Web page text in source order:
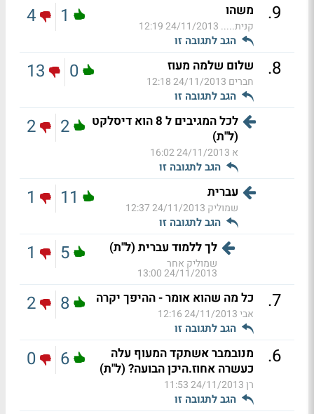
9
. משהו
קנית..... 24/11/2013 12:19
הגב לתגובה זו
1
4
8
. שלום שלמה מעוז
חברים 24/11/2013 12:18
הגב לתגובה זו
0
13
לכל המגיבים ל 8 הוא דיסלקט
(ל"ת)
א 24/11/2013 16:02
הגב לתגובה זו
2
2
עברית
שמוליק 24/11/2013 12:37
הגב לתגובה זו
11
1
לך ללמוד עברית (ל"ת)
שמוליק אחר
24/11/2013 13:00
5
1
7
. כל מה שהוא אומר - ההיפך יקרה
אבי24/11/2013 12:16
הגב לתגובה זו
8
2
6
.
מנובמבר אשתקד המעוף עלה
כעשרה אחוז.היכן הבועה? (ל"ת)
רן24/11/2013 11:53
הגב לתגובה זו
6
0